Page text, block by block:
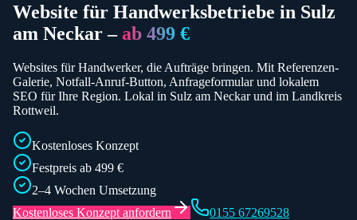
Website für Handwerksbetriebe in Sulz
am Neckar– ab 499 €
Websites für Handwerker, die Aufträge bringen. Mit Referenzen-
Galerie, Notfall-Anruf-Button, Anfrageformular und lokalem
SEO für Ihre Region. Lokal in Sulz am Neckar und im Landkreis
Rottweil.
Kostenloses Konzept
Festpreis ab 499 €
2–4 Wochen Umsetzung
Kostenloses Konzept anfordern
0155 67269528